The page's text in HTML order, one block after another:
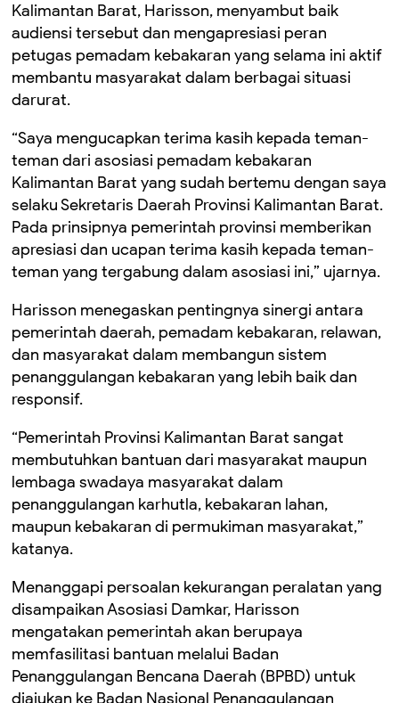
Kalimantan Barat, Harisson, menyambut baik
audiensi tersebut dan mengapresiasi peran
petugas pemadam kebakaran yang selama ini aktif
membantu masyarakat dalam berbagai situasi
darurat.
“Saya mengucapkan terima kasih kepada teman-
teman dari asosiasi pemadam kebakaran
Kalimantan Barat yang sudah bertemu dengan saya
selaku Sekretaris Daerah Provinsi Kalimantan Barat.
Pada prinsipnya pemerintah provinsi memberikan
apresiasi dan ucapan terima kasih kepada teman-
teman yang tergabung dalam asosiasi ini,” ujarnya.
Harisson menegaskan pentingnya sinergi antara
pemerintah daerah, pemadam kebakaran, relawan,
dan masyarakat dalam membangun sistem
penanggulangan kebakaran yang lebih baik dan
responsif.
“Pemerintah Provinsi Kalimantan Barat sangat
membutuhkan bantuan dari masyarakat maupun
lembaga swadaya masyarakat dalam
penanggulangan karhutla, kebakaran lahan,
maupun kebakaran di permukiman masyarakat,”
katanya.
Menanggapi persoalan kekurangan peralatan yang
disampaikan Asosiasi Damkar, Harisson
mengatakan pemerintah akan berupaya
memfasilitasi bantuan melalui Badan
Penanggulangan Bencana Daerah (BPBD) untuk
diajukan ke Badan Nasional Penanggulangan